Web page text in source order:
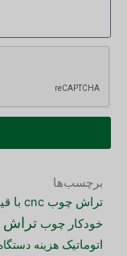
برچسب‌ها
تراش چوب cnc با قیمت مناسب
خودکار چوب تراش
اتوماتیک هزینه